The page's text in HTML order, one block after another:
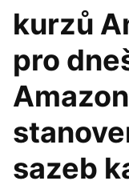
kurzů
pro
sazeb